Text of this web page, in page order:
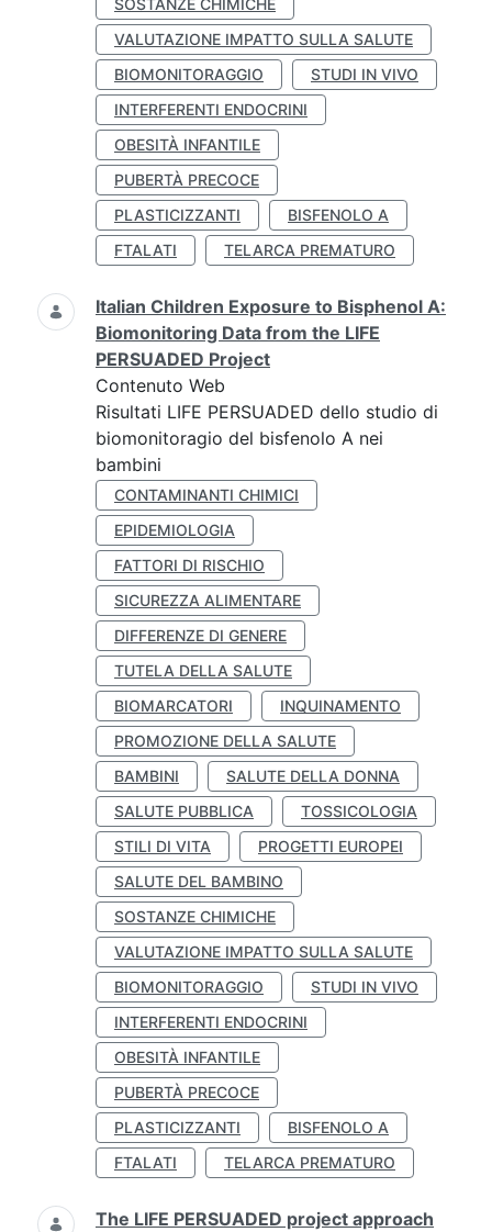
SOSTANZE CHIMICHE
VALUTAZIONE IMPATTO SULLA SALUTE
BIOMONITORAGGIO
STUDI IN VIVO
INTERFERENTI ENDOCRINI
OBESITÀ INFANTILE
PUBERTÀ PRECOCE
PLASTICIZZANTI
BISFENOLO A
FTALATI
TELARCA PREMATURO
Italian Children Exposure to Bisphenol A:
Biomonitoring Data from the LIFE
PERSUADED Project
Contenuto Web
Risultati LIFE PERSUADED dello studio di
biomonitoragio del bisfenolo A nei
bambini
CONTAMINANTI CHIMICI
EPIDEMIOLOGIA
FATTORI DI RISCHIO
SICUREZZA ALIMENTARE
DIFFERENZE DI GENERE
TUTELA DELLA SALUTE
BIOMARCATORI
INQUINAMENTO
PROMOZIONE DELLA SALUTE
BAMBINI
SALUTE DELLA DONNA
SALUTE PUBBLICA
TOSSICOLOGIA
STILI DI VITA
PROGETTI EUROPEI
SALUTE DEL BAMBINO
SOSTANZE CHIMICHE
VALUTAZIONE IMPATTO SULLA SALUTE
BIOMONITORAGGIO
STUDI IN VIVO
INTERFERENTI ENDOCRINI
OBESITÀ INFANTILE
PUBERTÀ PRECOCE
PLASTICIZZANTI
BISFENOLO A
FTALATI
TELARCA PREMATURO
The LIFE PERSUADED project approach